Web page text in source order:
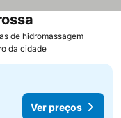
de hidromassagem
da cidade
Ver preços